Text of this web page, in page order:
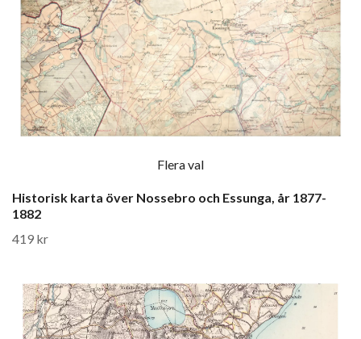
Flera val
Historisk karta över Nossebro och Essunga, år 1877-
1882
419 kr